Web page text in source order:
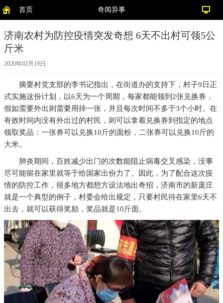
首页 奇闻异事
济南农村为防控疫情突发奇想 6天不出村可领5公
斤米
2020年02月19日
摘要村党支部的李书记指出，在街道办的支持下，村子9日正
式实施这份计划，以6天为一个周期，每家都能领到2张兑换券，
假如需要外出则需要用掉一张，并且每次时间不多于3个小时。在
有效时间内没有外出过的村民，则可以拿着兑换券到指定的地点
领取奖品：一张券可以兑换10斤的面粉，二张券可以兑换10斤的
大米。
肺炎期间，百姓减少出门的次数能阻止病毒交叉感染，没事
尽可能留在家里就等于给国家出份力了。因此，为了配合这次疫
情的防控工作，很多地方都想方设法地出奇招，济南市的新庞庄
就是一个典型的例子，村委会给出规定，只要村民待在家里6天不
出去，就可以获得奖励，奖品就是10斤面。